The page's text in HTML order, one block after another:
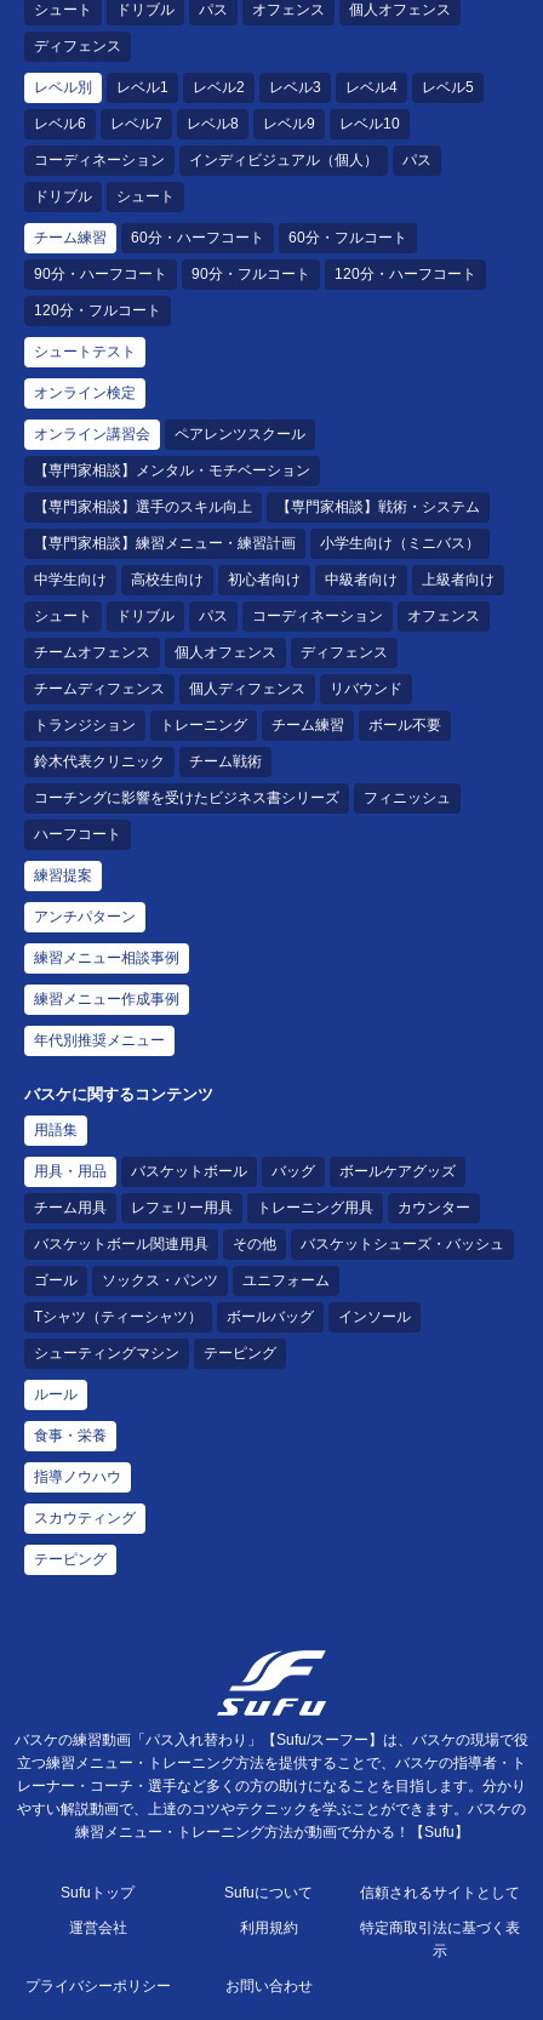
シュート ドリブル パス オフェンス 個人オフェンス
ディフェンス
レベル別 レベル1 レベル2 レベル3 レベル4 レベル5
レベル6 レベル7 レベル8 レベル9 レベル10
コーディネーション インディビジュアル（個人） パス
ドリブル シュート
チーム練習 60分・ハーフコート 60分・フルコート
90分・ハーフコート 90分・フルコート 120分・ハーフコート
120分・フルコート
シュートテスト
オンライン検定
オンライン講習会 ペアレンツスクール
【専門家相談】メンタル・モチベーション
【専門家相談】選手のスキル向上 【専門家相談】戦術・システム
【専門家相談】練習メニュー・練習計画 小学生向け（ミニバス）
中学生向け 高校生向け 初心者向け 中級者向け 上級者向け
シュート ドリブル パス コーディネーション オフェンス
チームオフェンス 個人オフェンス ディフェンス
チームディフェンス 個人ディフェンス リバウンド
トランジション トレーニング チーム練習 ボール不要
鈴木代表クリニック チーム戦術
コーチングに影響を受けたビジネス書シリーズ フィニッシュ
ハーフコート
練習提案
アンチパターン
練習メニュー相談事例
練習メニュー作成事例
年代別推奨メニュー
バスケに関するコンテンツ
用語集
用具・用品 バスケットボール バッグ ボールケアグッズ
チーム用具 レフェリー用具 トレーニング用具 カウンター
バスケットボール関連用具 その他 バスケットシューズ・バッシュ
ゴール ソックス・パンツ ユニフォーム
Tシャツ（ティーシャツ） ボールバッグ インソール
シューティングマシン テーピング
ルール
食事・栄養
指導ノウハウ
スカウティング
テーピング
バスケの練習動画「パス入れ替わり」【Sufu/スーフー】は、バスケの現場で役
立つ練習メニュー・トレーニング方法を提供することで、バスケの指導者・ト
レーナー・コーチ・選手など多くの方の助けになることを目指します。分かり
やすい解説動画で、上達のコツやテクニックを学ぶことができます。バスケの
練習メニュー・トレーニング方法が動画で分かる！【Sufu】
Sufuトップ Sufuについて 信頼されるサイトとして
運営会社 利用規約
特定商取引法に基づく表
示
プライバシーポリシー お問い合わせ